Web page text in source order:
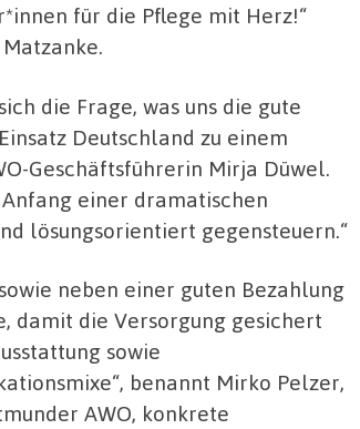
für die Pflege mit Herz!“
die Frage, was uns die gute
Deutschland zu einem
Geschäftsführerin Mirja Düwel.
einer dramatischen
lösungsorientiert gegensteuern.“
neben einer guten Bezahlung
damit die Versorgung gesichert
sowie
benannt Mirko Pelzer,
AWO, konkrete